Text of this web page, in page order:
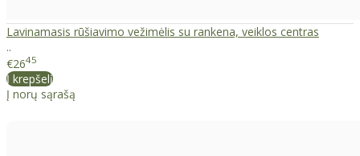
Lavinamasis rūšiavimo vežimėlis su rankena, veiklos centras
..
€2645
Į krepšelį
Į norų sąrašą